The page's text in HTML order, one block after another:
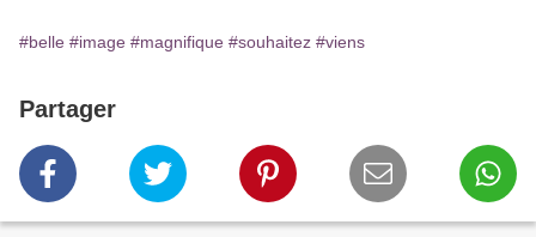
#belle #image #magnifique #souhaitez #viens
Partager